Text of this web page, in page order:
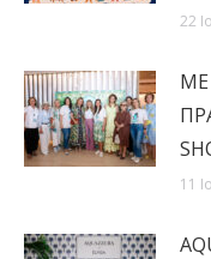
22
11